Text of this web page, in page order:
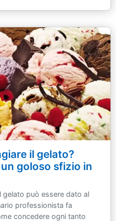
il gelato?
goloso sfizio in
gelato può essere dato al
professionista fa
concedere ogni tanto